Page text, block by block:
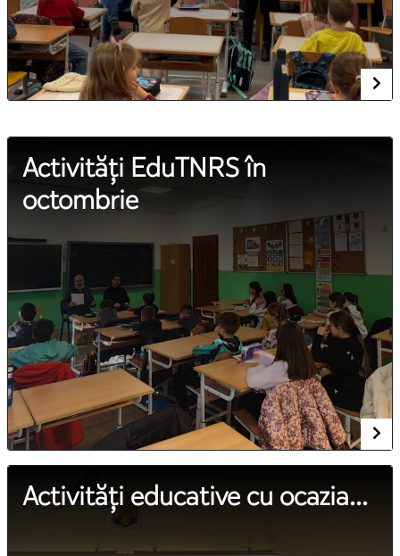
Activități EduTNRS în
octombrie
Activități educative cu ocazia...